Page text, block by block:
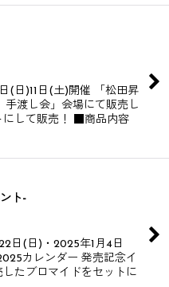
(日)11日(土)開催 「松田昇
手渡し会」会場にて販売し
にして販売！ ■商品内容
ト-
日(日)・2025年1月4日
カレンダー 発売記念イ
たブロマイドをセットに